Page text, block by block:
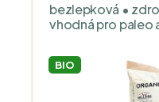
bezlepková •
vhodná pro paleo
BIO